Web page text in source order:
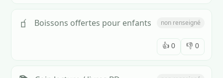
🧃 Boissons offertes pour enfants non renseigné
👍 0 👎 0